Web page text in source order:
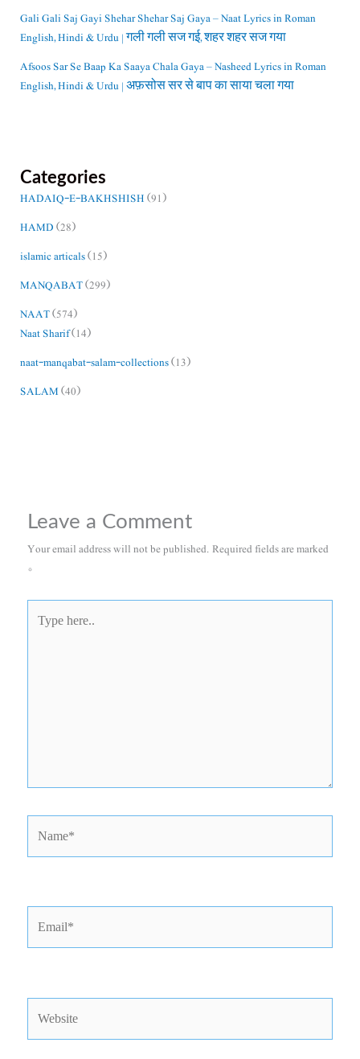
Gali Gali Saj Gayi Shehar Shehar Saj Gaya – Naat Lyrics in Roman
English, Hindi & Urdu | गली गली सज गई, शहर शहर सज गया
Afsoos Sar Se Baap Ka Saaya Chala Gaya – Nasheed Lyrics in Roman
English, Hindi & Urdu | अफ़सोस सर से बाप का साया चला गया
Categories
HADAIQ-E-BAKHSHISH(91)
HAMD(28)
islamic articals(15)
MANQABAT(299)
NAAT(574)
Naat Sharif(14)
naat-manqabat-salam-collections(13)
SALAM(40)
Leave a Comment
Your email address will not be published.Required fields are marked
*
here..